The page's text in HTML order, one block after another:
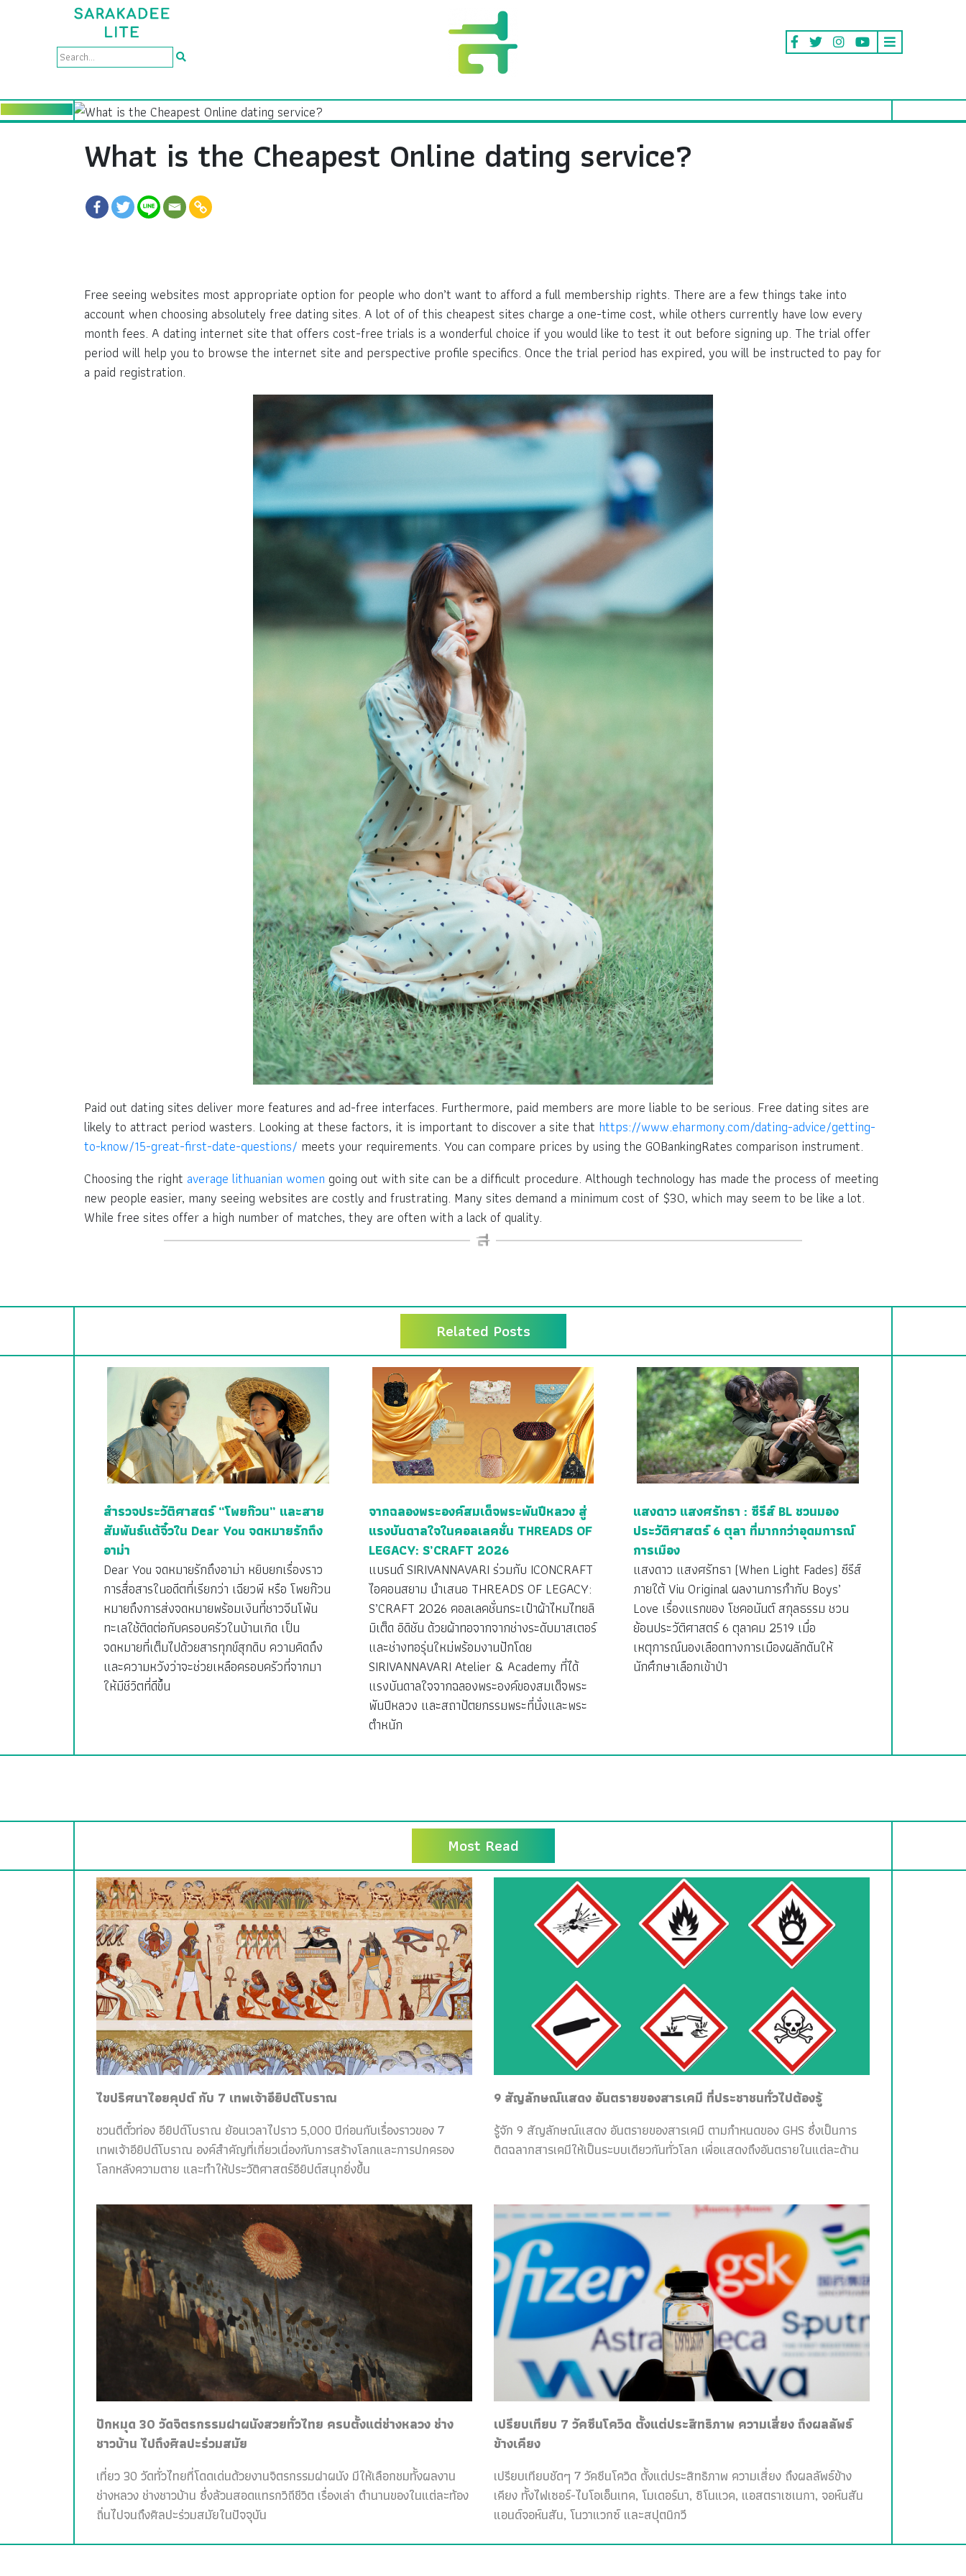
What is the Cheapest Online dating service?
Free seeing websites most appropriate option for people who don’t want to afford a full membership rights. There are a few things take into
account when choosing absolutely free dating sites. A lot of of this cheapest sites charge a one-time cost, while others currently have low every
month fees. A dating internet site that offers cost-free trials is a wonderful choice if you would like to test it out before signing up. The trial offer
period will help you to browse the internet site and perspective profile specifics. Once the trial period has expired, you will be instructed to pay for
a paid registration.
Paid out dating sites deliver more features and ad-free interfaces. Furthermore, paid members are more liable to be serious. Free dating sites are
likely to attract period wasters. Looking at these factors, it is important to discover a site that https://www.eharmony.com/dating-advice/getting-
to-know/15-great-first-date-questions/ meets your requirements. You can compare prices by using the GOBankingRates comparison instrument.
Choosing the right average lithuanian women going out with site can be a difficult procedure. Although technology has made the process of meeting
new people easier, many seeing websites are costly and frustrating. Many sites demand a minimum cost of $30, which may seem to be like a lot.
While free sites offer a high number of matches, they are often with a lack of quality.
Related Posts
สำรวจประวัติศาสตร์ “โพยก๊วน” และสาย
สัมพันธ์แต้จิ๋วใน Dear You จดหมายรักถึง
อาม่า
Dear You จดหมายรักถึงอาม่า หยิบยกเรื่องราว
การสื่อสารในอดีตที่เรียกว่า เฉียวพี หรือ โพยก๊วน
หมายถึงการส่งจดหมายพร้อมเงินที่ชาวจีนโพ้น
ทะเลใช้ติดต่อกับครอบครัวในบ้านเกิด เป็น
จดหมายที่เต็มไปด้วยสารทุกข์สุกดิบ ความคิดถึง
และความหวังว่าจะช่วยเหลือครอบครัวที่จากมา
ให้มีชีวิตที่ดีขึ้น
จากฉลองพระองค์สมเด็จพระพันปีหลวง สู่
แรงบันดาลใจในคอลเลคชั่น THREADS OF
LEGACY: S’CRAFT 2026
แบรนด์ SIRIVANNAVARI ร่วมกับ ICONCRAFT
ไอคอนสยาม นำเสนอ THREADS OF LEGACY:
S’CRAFT 2026 คอลเลคชั่นกระเป๋าผ้าไหมไทยลิ
มิเต็ด อิดิชัน ด้วยผ้าทอจากจากช่างระดับมาสเตอร์
และช่างทอรุ่นใหม่พร้อมงานปักโดย
SIRIVANNAVARI Atelier & Academy ที่ได้
แรงบันดาลใจจากฉลองพระองค์ของสมเด็จพระ
พันปีหลวง และสถาปัตยกรรมพระที่นั่งและพระ
ตำหนัก
แสงดาว แสงศรัทธา : ซีรีส์ BL ชวนมอง
ประวัติศาสตร์ 6 ตุลา ที่มากกว่าอุดมการณ์
การเมือง
แสงดาว แสงศรัทธา (When Light Fades) ซีรีส์
ภายใต้ Viu Original ผลงานการกำกับ Boys’
Love เรื่องแรกของ โชคอนันต์ สกุลธรรม ชวน
ย้อนประวัติศาสตร์ 6 ตุลาคม 2519 เมื่อ
เหตุการณ์นองเลือดทางการเมืองผลักดันให้
นักศึกษาเลือกเข้าป่า
Most Read
ไขปริศนาไอยคุปต์ กับ 7 เทพเจ้าอียิปต์โบราณ
ชวนตีตั๋วท่อง อียิปต์โบราณ ย้อนเวลาไปราว 5,000 ปีก่อนกับเรื่องราวของ 7
เทพเจ้าอียิปต์โบราณ องค์สำคัญที่เกี่ยวเนื่องกับการสร้างโลกและการปกครอง
โลกหลังความตาย และทำให้ประวัติศาสตร์อียิปต์สนุกยิ่งขึ้น
9 สัญลักษณ์แสดง อันตรายของสารเคมี ที่ประชาชนทั่วไปต้องรู้
รู้จัก 9 สัญลักษณ์แสดง อันตรายของสารเคมี ตามกำหนดของ GHS ซึ่งเป็นการ
ติดฉลากสารเคมีให้เป็นระบบเดียวกันทั่วโลก เพื่อแสดงถึงอันตรายในแต่ละด้าน
ปักหมุด 30 วัดจิตรกรรมฝาผนังสวยทั่วไทย ครบตั้งแต่ช่างหลวง ช่าง
ชาวบ้าน ไปถึงศิลปะร่วมสมัย
เที่ยว 30 วัดทั่วไทยที่โดดเด่นด้วยงานจิตรกรรมฝาผนัง มีให้เลือกชมทั้งผลงาน
ช่างหลวง ช่างชาวบ้าน ซึ่งล้วนสอดแทรกวิถีชีวิต เรื่องเล่า ตำนานของในแต่ละท้อง
ถิ่นไปจนถึงศิลปะร่วมสมัยในปัจจุบัน
เปรียบเทียบ 7 วัคซีนโควิด ตั้งแต่ประสิทธิภาพ ความเสี่ยง ถึงผลลัพธ์
ข้างเคียง
เปรียบเทียบชัดๆ 7 วัคซีนโควิด ตั้งแต่ประสิทธิภาพ ความเสี่ยง ถึงผลลัพธ์ข้าง
เคียง ทั้งไฟเซอร์-ไบโอเอ็นเทค, โมเดอร์นา, ซิโนแวค, แอสตราเซเนกา, จอห์นสัน
แอนด์จอห์นสัน, โนวาแวกซ์ และสปุตนิกวี